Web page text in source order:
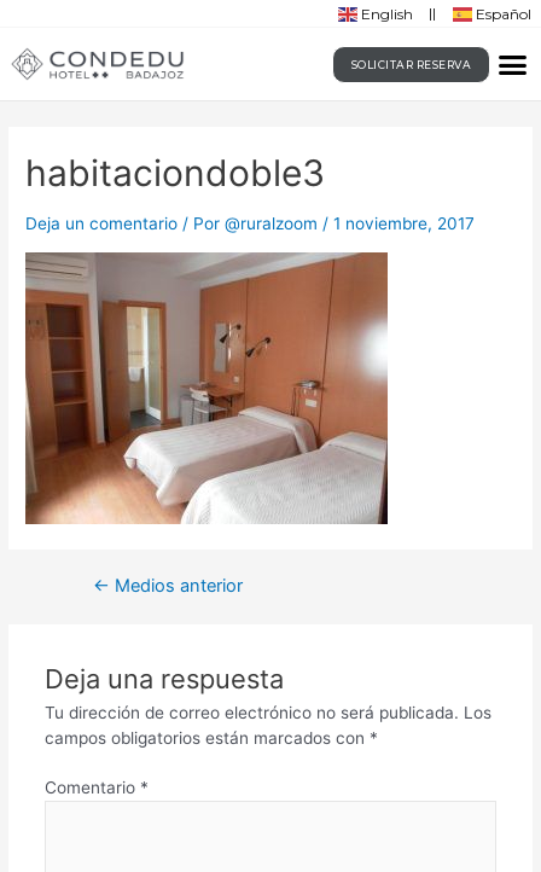
English Español
SOLICITAR RESERVA
habitaciondoble3
Deja un comentario / Por@ruralzoom /1 noviembre, 2017
← Medios anterior
Deja una respuesta
Tu dirección de correo electrónico no será publicada. Los
campos obligatorios están marcados con *
Comentario *